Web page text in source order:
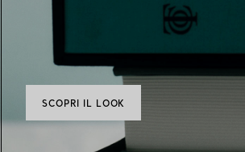
SCOPRI IL LOOK